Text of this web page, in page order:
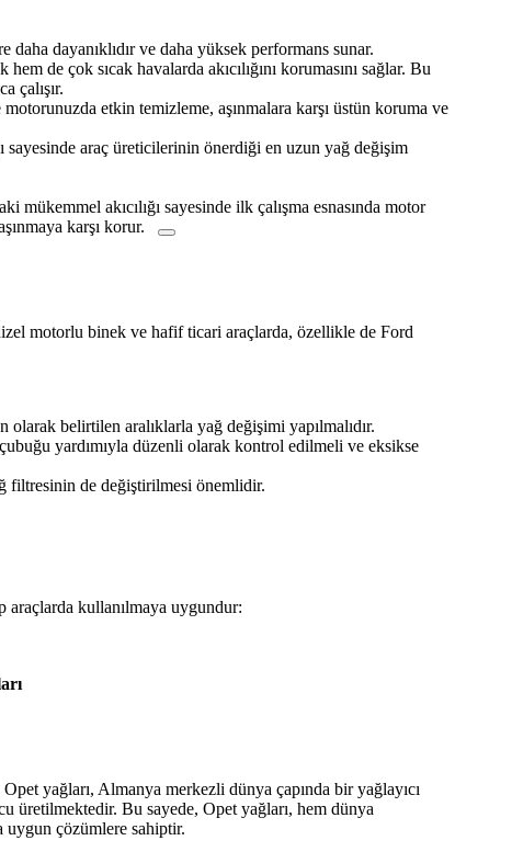
daha dayanıklıdır ve daha yüksek performans sunar.
de çok sıcak havalarda akıcılığını korumasını sağlar. Bu
çalışır.
etkin temizleme, aşınmalara karşı üstün koruma ve
sayesinde araç üreticilerinin önerdiği en uzun yağ değişim
mükemmel akıcılığı sayesinde ilk çalışma esnasında motor
karşı korur.
motorlu binek ve hafif ticari araçlarda, özellikle de Ford
olarak belirtilen aralıklarla yağ değişimi yapılmalıdır.
yardımıyla düzenli olarak kontrol edilmeli ve eksikse
filtresinin de değiştirilmesi önemlidir.
kullanılmaya uygundur:
yağları, Almanya merkezli dünya çapında bir yağlayıcı
üretilmektedir. Bu sayede, Opet yağları, hem dünya
uygun çözümlere sahiptir.